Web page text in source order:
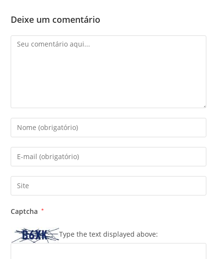
Deixe um comentário
Comentário
Digite
seu
nome
ou
de
usuário
para
Digite
seu
endereço
de
mail
comentar
Digite
o
seu
site
Captcha *
Type the text displayed above: